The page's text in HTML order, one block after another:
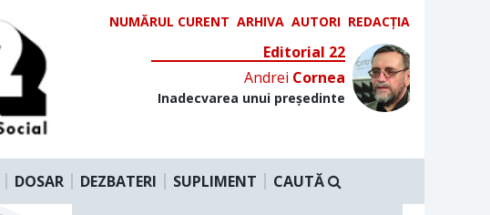
NUMĂRUL CURENT ARHIVA AUTORI REDACȚIA
Editorial 22
Andrei Cornea
Inadecvarea unui președinte
DOSAR DEZBATERI SUPLIMENT CAUTĂ